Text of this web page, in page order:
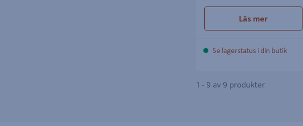
Läs mer
Se lagerstatus i din butik
1 - 9 av 9 produkter